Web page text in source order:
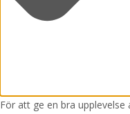
För att ge en bra